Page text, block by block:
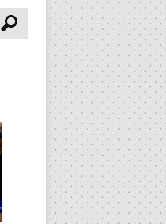
Pesquisar
Seguinte